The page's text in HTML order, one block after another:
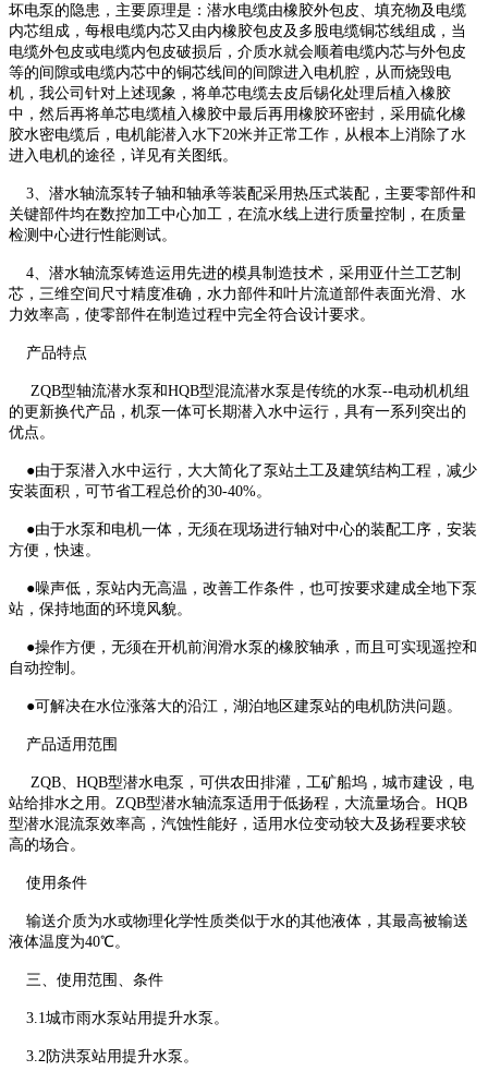
坏电泵的隐患，主要原理是：潜水电缆由橡胶外包皮、填充物及电缆
内芯组成，每根电缆内芯又由内橡胶包皮及多股电缆铜芯线组成，当
电缆外包皮或电缆内包皮破损后，介质水就会顺着电缆内芯与外包皮
等的间隙或电缆内芯中的铜芯线间的间隙进入电机腔，从而烧毁电
机，我公司针对上述现象，将单芯电缆去皮后锡化处理后植入橡胶
中，然后再将单芯电缆植入橡胶中最后再用橡胶环密封，采用硫化橡
胶水密电缆后，电机能潜入水下20米并正常工作，从根本上消除了水
进入电机的途径，详见有关图纸。
3、潜水轴流泵转子轴和轴承等装配采用热压式装配，主要零部件和
关键部件均在数控加工中心加工，在流水线上进行质量控制，在质量
检测中心进行性能测试。
4、潜水轴流泵铸造运用先进的模具制造技术，采用亚什兰工艺制
芯，三维空间尺寸精度准确，水力部件和叶片流道部件表面光滑、水
力效率高，使零部件在制造过程中完全符合设计要求。
产品特点
ZQB型轴流潜水泵和HQB型混流潜水泵是传统的水泵--电动机机组
的更新换代产品，机泵一体可长期潜入水中运行，具有一系列突出的
优点。
●由于泵潜入水中运行，大大简化了泵站土工及建筑结构工程，减少
安装面积，可节省工程总价的30-40%。
●由于水泵和电机一体，无须在现场进行轴对中心的装配工序，安装
方便，快速。
●噪声低，泵站内无高温，改善工作条件，也可按要求建成全地下泵
站，保持地面的环境风貌。
●操作方便，无须在开机前润滑水泵的橡胶轴承，而且可实现遥控和
自动控制。
●可解决在水位涨落大的沿江，湖泊地区建泵站的电机防洪问题。
产品适用范围
ZQB、HQB型潜水电泵，可供农田排灌，工矿船坞，城市建设，电
站给排水之用。ZQB型潜水轴流泵适用于低扬程，大流量场合。HQB
型潜水混流泵效率高，汽蚀性能好，适用水位变动较大及扬程要求较
高的场合。
使用条件
输送介质为水或物理化学性质类似于水的其他液体，其最高被输送
液体温度为40℃。
三、使用范围、条件
3.1城市雨水泵站用提升水泵。
3.2防洪泵站用提升水泵。